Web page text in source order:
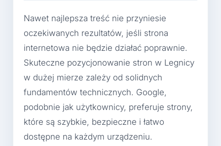
Nawet najlepsza treść nie przyniesie
oczekiwanych rezultatów, jeśli strona
internetowa nie będzie działać poprawnie.
Skuteczne pozycjonowanie stron w Legnicy
w dużej mierze zależy od solidnych
fundamentów technicznych. Google,
podobnie jak użytkownicy, preferuje strony,
które są szybkie, bezpieczne i łatwo
dostępne na każdym urządzeniu.